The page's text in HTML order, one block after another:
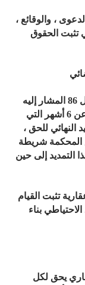
، والوقائع ،
تثبت الحقوق
يحدد مفعول التقييد الاحتياطي بناء على الفصل 86 المشار إليه
آنفا في 3أشهر ابتداء من تاريخ صدوره عوضا عن 6 أشهر التي
النهائي للحق ،
المحكمة شريطة
التمديد إلى حين
تثبت القيام
بناء
العقاري يحق لكل